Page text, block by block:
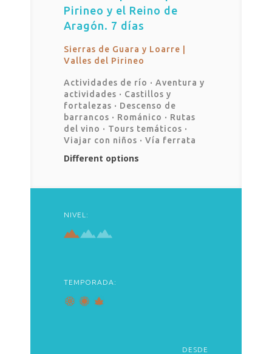
Pirineo y el Reino de
Aragón. 7 días
Sierras de Guara y Loarre |
Valles del Pirineo
Actividades de río · Aventura y
actividades · Castillos y
fortalezas · Descenso de
barrancos · Románico · Rutas
del vino · Tours temáticos ·
Viajar con niños · Vía ferrata
Different options
NIVEL:
TEMPORADA:
DESDE